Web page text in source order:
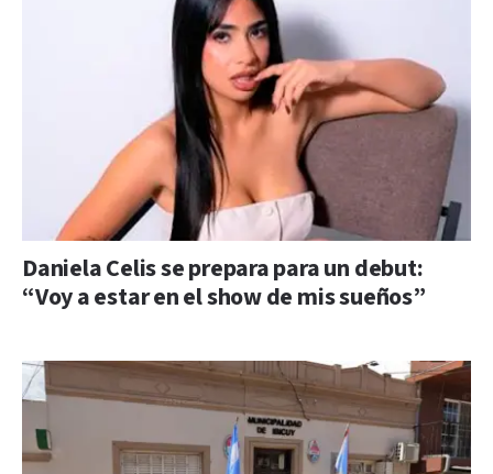
Daniela Celis se prepara para un debut:
“Voy a estar en el show de mis sueños”